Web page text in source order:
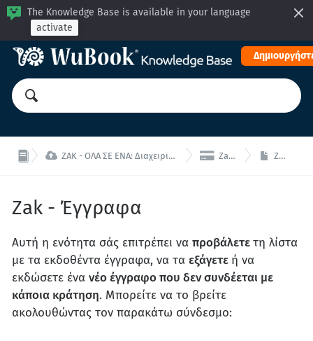
The Knowledge Base is available in your language
activate
 ZAK - ΟΛΑ ΣΕ ΕΝΑ: Διαχειριστείτε το κατάλυμα σας από μία ενιαία διεπαφή!  Zak - Οικονομικά Zak - Έγγραφα
Zak - Έγγραφα
Αυτή η ενότητα σάς επιτρέπει να προβάλετετη λίστα
με τα εκδοθέντα έγγραφα, να τα εξάγετε ή να
εκδώσετε ένα νέο έγγραφο που δεν συνδέεται με
κάποια κράτηση. Μπορείτε να το βρείτε
ακολουθώντας τον παρακάτω σύνδεσμο: